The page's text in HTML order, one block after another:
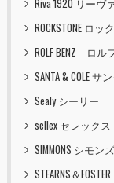
Riva 1920 リーヴ
ROCKSTONE ロ
ROLF BENZ ロル
SANTA & COLE サ
Sealy シーリー
sellex セレックス
SIMMONS シモンズ
STEARNS＆